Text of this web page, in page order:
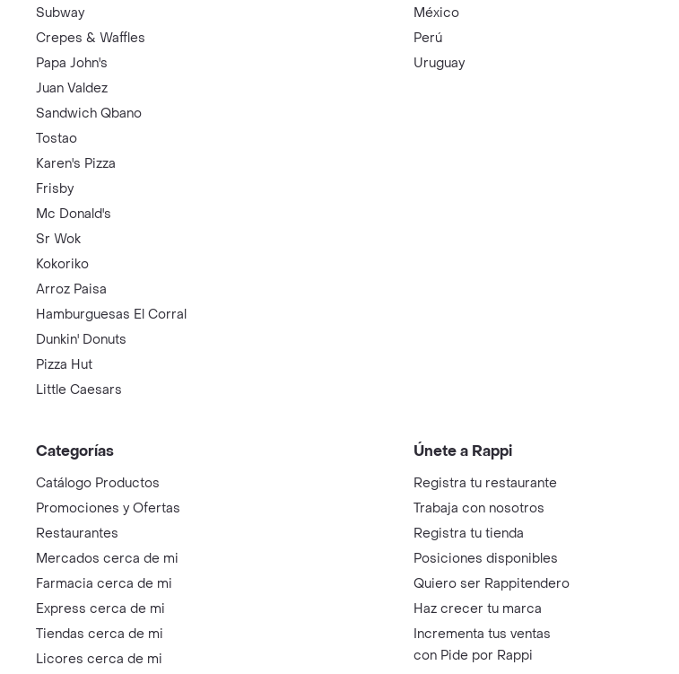
Subway
Crepes & Waffles
Papa John's
Juan Valdez
Sandwich Qbano
Tostao
Karen's Pizza
Frisby
Mc Donald's
Sr Wok
Kokoriko
Arroz Paisa
Hamburguesas El Corral
Dunkin' Donuts
Pizza Hut
Little Caesars
México
Perú
Uruguay
Categorías
Catálogo Productos
Promociones y Ofertas
Restaurantes
Mercados cerca de mi
Farmacia cerca de mi
Express cerca de mi
Tiendas cerca de mi
Licores cerca de mi
Únete a Rappi
Registra tu restaurante
Trabaja con nosotros
Registra tu tienda
Posiciones disponibles
Quiero ser Rappitendero
Haz crecer tu marca
Incrementa tus ventas
con Pide por Rappi